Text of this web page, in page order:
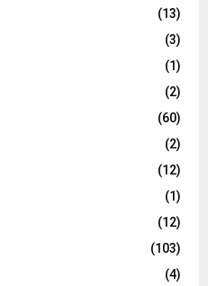
(13)
(3)
(1)
(2)
(60)
(2)
(12)
(1)
(12)
(103)
(4)